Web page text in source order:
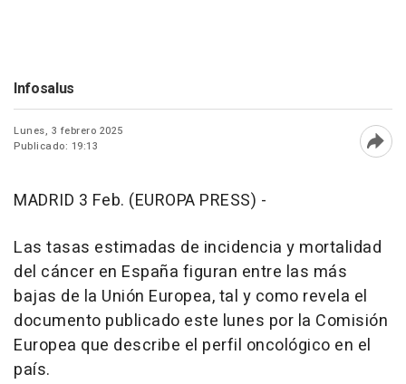
Infosalus
Lunes, 3 febrero 2025
Publicado: 19:13
MADRID 3 Feb. (EUROPA PRESS) -
Las tasas estimadas de incidencia y mortalidad
del cáncer en España figuran entre las más
bajas de la Unión Europea, tal y como revela el
documento publicado este lunes por la Comisión
Europea que describe el perfil oncológico en el
país.